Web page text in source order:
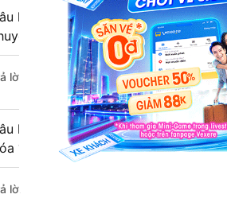
hỏi: Khoảng cách từ Bến xe Giáp
bằng xe khách?
lời: Đoạn đường đi Thanh Hóa - Thanh
hỏi: Mỗi ngày có bao nhiêu
?
lời: Trung bình mỗi ngày có khoảng 9